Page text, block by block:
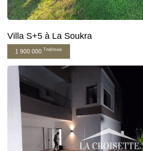
Villa S+5 à La Soukra
1 900 000 Tnd/mois